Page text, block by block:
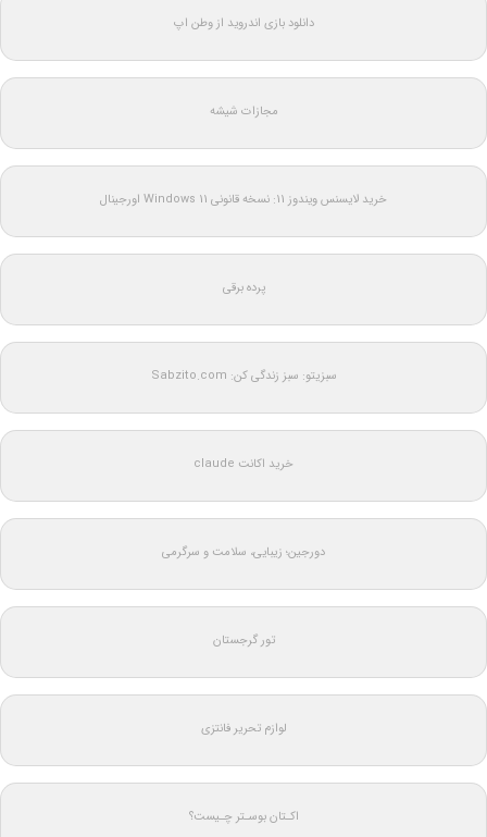
دانلود بازی اندروید از وطن اپ
مجازات شیشه
خرید لایسنس ویندوز 11: نسخه قانونی Windows 11 اورجینال
پرده برقی
سبزیتو: سبز زندگی کن: Sabzito.com
خرید اکانت claude
دورجین؛ زیبایی، سلامت و سرگرمی
تور گرجستان
لوازم تحریر فانتزی
اکـتان بوسـتر چـیست؟